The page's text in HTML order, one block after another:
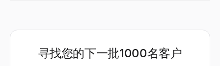
寻找您的下一批1000名客户